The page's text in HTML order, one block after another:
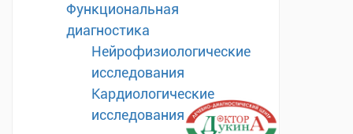
Функциональная
диагностика
Нейрофизиологические
исследования
Кардиологические
исследования